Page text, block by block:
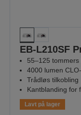
EB-L210SF
55–125
4000 lumen
Trådløs tilkobling
Kantblanding for
Lavt på lager